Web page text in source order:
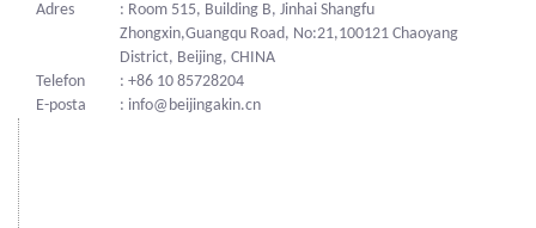
Adres
: Room 515, Building B, Jinhai Shangfu
Zhongxin,Guangqu Road, No:21,100121 Chaoyang
District, Beijing, CHINA
Telefon
: +86 10 85728204
E-posta
: info@beijingakin.cn